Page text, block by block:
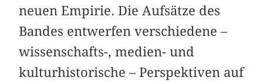
neuen Empirie. Die Aufsätze des
Bandes entwerfen verschiedene –
wissenschafts-, medien- und
kulturhistorische – Perspektiven auf